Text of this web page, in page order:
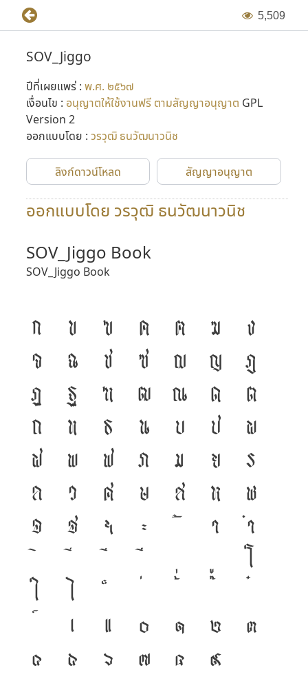
5,509
SOV_Jiggo
ปีที่เผยแพร่ : พ.ศ. ๒๕๖๗
เงื่อนไข : อนุญาตให้ใช้งานฟรี ตามสัญญาอนุญาต GPL
Version 2
ออกแบบโดย : วรวุฒิ ธนวัฒนาวนิช
ลิงก์ดาวน์โหลด สัญญาอนุญาต
ออกแบบโดย วรวุฒิ ธนวัฒนาวนิช
SOV_Jiggo Book
SOV_Jiggo Book
ก ข ฃ ค ฅ ฆ ง
จ ฉ ช ซ ฌ ญ ฎ
ฏ ฐ ฑ ฒ ณ ด ต
ถ ท ธ น บ ป ผ
ฝ พ ฟ ภ ม ย ร
ล ว ศ ษ ส ห ฬ
อ ฮ ฯ ะ า ำ
โ
ใ ไ
เ แ ๐ ๑ ๒ ๓
๔ ๕ ๖ ๗ ๘ ๙